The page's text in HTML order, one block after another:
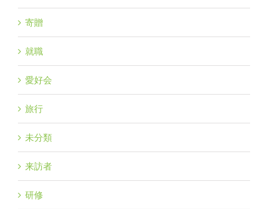
寄贈
就職
愛好会
旅行
未分類
来訪者
研修